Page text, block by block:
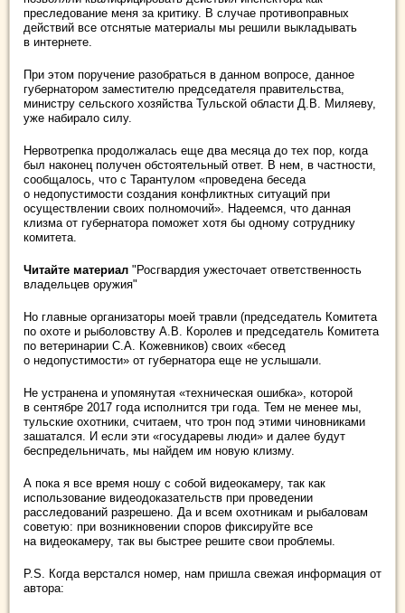
преследование меня за критику. В случае противоправных
действий все отснятые материалы мы решили выкладывать
в интернете.
При этом поручение разобраться в данном вопросе, данное
губернатором заместителю председателя правительства,
министру сельского хозяйства Тульской области Д.В. Миляеву,
уже набирало силу.
Нервотрепка продолжалась еще два месяца до тех пор, когда
был наконец получен обстоятельный ответ. В нем, в частности,
сообщалось, что с Тарантулом «проведена беседа
о недопустимости создания конфликтных ситуаций при
осуществлении своих полномочий». Надеемся, что данная
клизма от губернатора поможет хотя бы одному сотруднику
комитета.
Читайте материал "Росгвардия ужесточает ответственность
владельцев оружия"
Но главные организаторы моей травли (председатель Комитета
по охоте и рыболовству А.В. Королев и председатель Комитета
по ветеринарии С.А. Кожевников) своих «бесед
о недопустимости» от губернатора еще не услышали.
Не устранена и упомянутая «техническая ошибка», которой
в сентябре 2017 года исполнится три года. Тем не менее мы,
тульские охотники, считаем, что трон под этими чиновниками
зашатался. И если эти «государевы люди» и далее будут
беспредельничать, мы найдем им новую клизму.
А пока я все время ношу с собой видеокамеру, так как
использование видеодоказательств при проведении
расследований разрешено. Да и всем охотникам и рыбаловам
советую: при возникновении споров фиксируйте все
на видеокамеру, так вы быстрее решите свои проблемы.
P.S. Когда верстался номер, нам пришла свежая информация от
автора: